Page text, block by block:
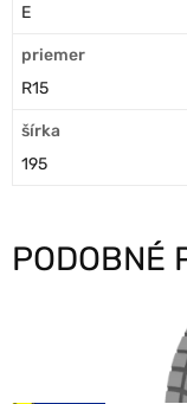
E
priemer
R15
šírka
195
PODOBNÉ